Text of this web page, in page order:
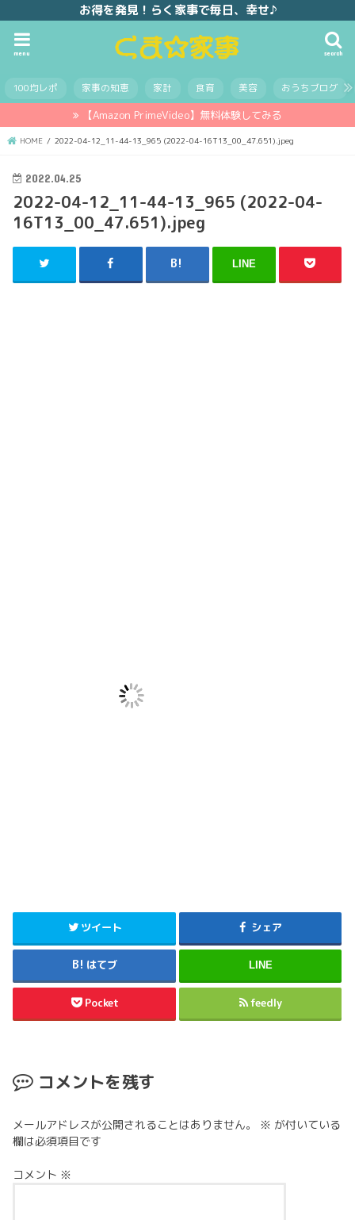
お得を発見！らく家事で毎日、幸せ♪
search
menu
100均レポ 家事の知恵 家計 食育 美容 おうちブログ
【Amazon PrimeVideo】無料体験してみる
HOME 2022-04-12_11-44-13_965 (2022-04-16T13_00_47.651).jpeg
2022.04.25
2022-04-12_11-44-13_965 (2022-04-
16T13_00_47.651).jpeg
LINE
ツイート シェア
はてブ LINE
Pocket feedly
コメントを残す
メールアドレスが公開されることはありません。 ※ が付いている
欄は必須項目です
コメント ※